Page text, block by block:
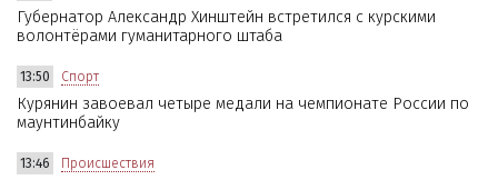
Губернатор Александр Хинштейн встретился с курскими
волонтёрами гуманитарного штаба
13:50 Спорт
Курянин завоевал четыре медали на чемпионате России по
маунтинбайку
13:46 Происшествия